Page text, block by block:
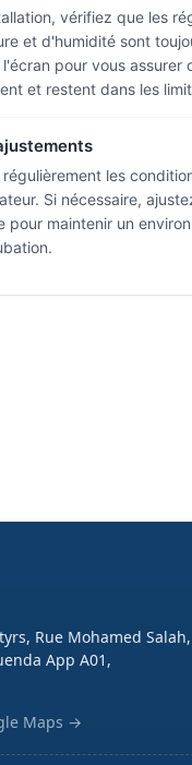
vérifiez que les
et d'humidité sont
l'écran pour vous assurer
et restent dans les
régulièrement les
Si nécessaire,
pour maintenir un
Rue Mohamed Salah,
App A01,
Maps →